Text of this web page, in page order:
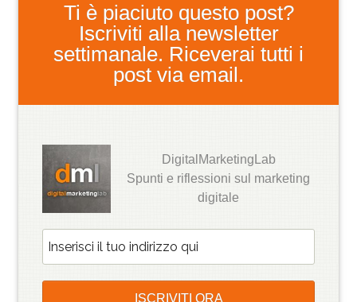
Ti è piaciuto questo post?
Iscriviti alla newsletter
settimanale. Riceverai tutti i
post via email.
DigitalMarketingLab
Spunti e riflessioni sul marketing
digitale